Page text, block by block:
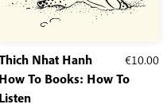
€10.00
Nhat Hanh
How To Books: How To
Listen